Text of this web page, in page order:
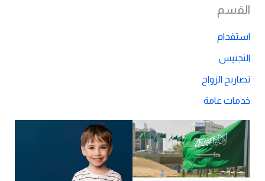
القسم
استقدام
التجنيس
تصاريح الزواج
خدمات عامة